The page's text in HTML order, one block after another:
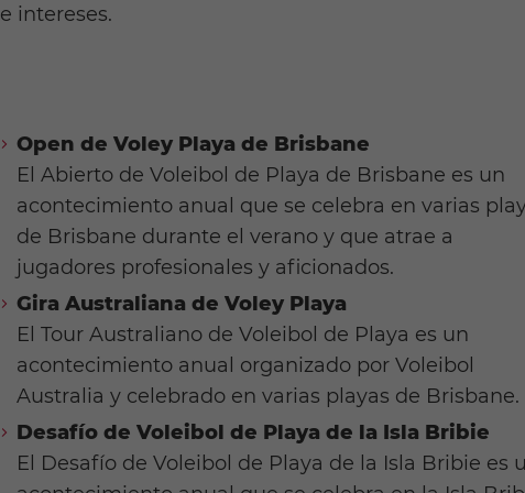
e intereses.
Open de Voley Playa de Brisbane
El Abierto de Voleibol de Playa de Brisbane es un
acontecimiento anual que se celebra en varias
de Brisbane durante el verano y que atrae a
jugadores profesionales y aficionados.
Gira Australiana de Voley Playa
El Tour Australiano de Voleibol de Playa es un
acontecimiento anual organizado por Voleibol
Australia y celebrado en varias playas de Brisbane.
Desafío de Voleibol de Playa de la Isla Bribie
El Desafío de Voleibol de Playa de la Isla Bribie es